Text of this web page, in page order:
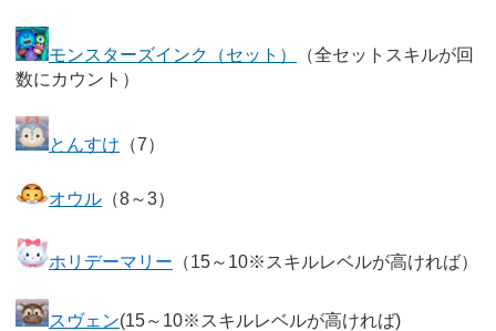
モンスターズインク（セット）
（全セットスキルが回
数にカウント）
とんすけ （7）
オウル （8～3）
ホリデーマリー （15～10※スキルレベルが高ければ）
スヴェン(15～10※スキルレベルが高ければ)